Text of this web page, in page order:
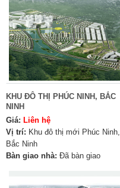
KHU ĐÔ THỊ PHÚC NINH, BẮC
NINH
Giá: Liên hệ
Vị trí: Khu đô thị mới Phúc Ninh,
Bắc Ninh
Bàn giao nhà: Đã bàn giao